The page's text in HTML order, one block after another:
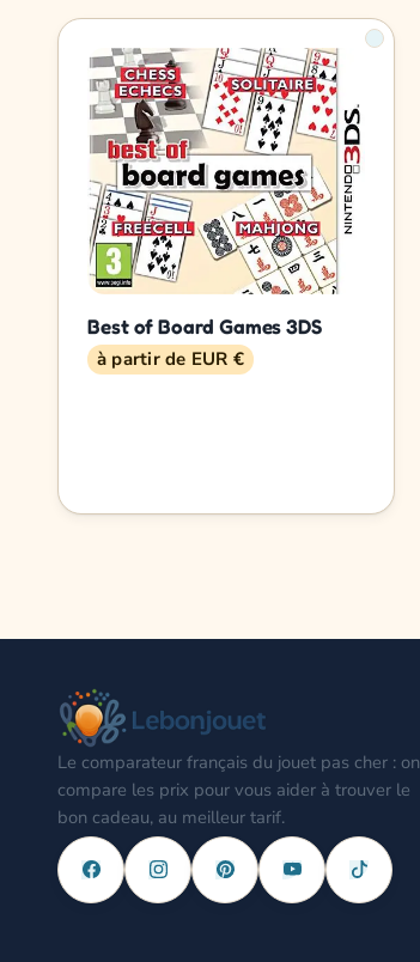
Best of Board Games 3DS
à partir de EUR €
Le comparateur français du jouet pas cher : on
compare les prix pour vous aider à trouver le
bon cadeau, au meilleur tarif.